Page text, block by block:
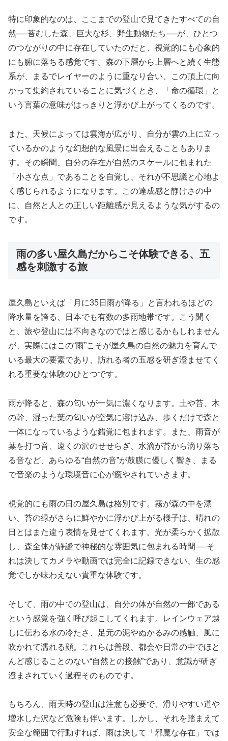
特に印象的なのは、ここまでの登山で見てきたすべての自
然──苔むした森、巨大な杉、野生動物たち──が、ひとつ
のつながりの中に存在していたのだと、視覚的にも心象的
にも腑に落ちる感覚です。森の下層から上層へと続く生態
系が、まるでレイヤーのように重なり合い、この頂上に向
かって集約されていることに気づくとき、「命の循環」と
いう言葉の意味がはっきりと浮かび上がってくるのです。
また、天候によっては雲海が広がり、自分が雲の上に立っ
ているかのような幻想的な風景に出会えることもありま
す。その瞬間、自分の存在が自然のスケールに包まれた
「小さな点」であることを自覚し、それが不思議と心地よ
く感じられるようになります。この達成感と静けさの中
に、自然と人との正しい距離感が見えるような気がするの
です。
雨の多い屋久島だからこそ体験できる、五
感を刺激する旅
屋久島といえば「月に35日雨が降る」と言われるほどの
降水量を誇る、日本でも有数の多雨地帯です。こう聞く
と、旅や登山には不向きなのではと感じるかもしれません
が、実際にはこの“雨”こそが屋久島の自然の魅力を育んで
いる最大の要素であり、訪れる者の五感を研ぎ澄ませてく
れる重要な体験のひとつです。
雨が降ると、森の匂いが一気に濃くなります。土や苔、木
の幹、湿った葉の匂いが空気に溶け込み、歩くだけで森と
一体になっているような錯覚に包まれます。また、雨音が
葉を打つ音、遠くの沢のせせらぎ、水滴が苔から滴り落ち
る音など、あらゆる“自然の音”が鼓膜に優しく響き、まる
で音楽のような環境音に心が癒やされていきます。
視覚的にも雨の日の屋久島は格別です。霧が森の中を漂
い、苔の緑がさらに鮮やかに浮かび上がる様子は、晴れの
日とはまた違う表情を見せてくれます。光が柔らかく拡散
し、森全体が静謐で神秘的な雰囲気に包まれる時間──そ
れは決してカメラや動画では完全に記録できない、生の感
覚でしか味わえない貴重な体験です。
そして、雨の中での登山は、自分の体が自然の一部である
という感覚を強く呼び起こしてくれます。レインウェア越
しに伝わる水の冷たさ、足元の泥やぬかるみの感触、風に
吹かれて濡れる顔。これらは普段、都会や日常の中でほと
んど感じることのない“自然との接触”であり、意識が研ぎ
澄まされていく過程そのものです。
もちろん、雨天時の登山は注意も必要で、滑りやすい道や
増水した沢など危険も伴います。しかし、それを踏まえて
安全な範囲で行動すれば、雨は決して「邪魔な存在」では